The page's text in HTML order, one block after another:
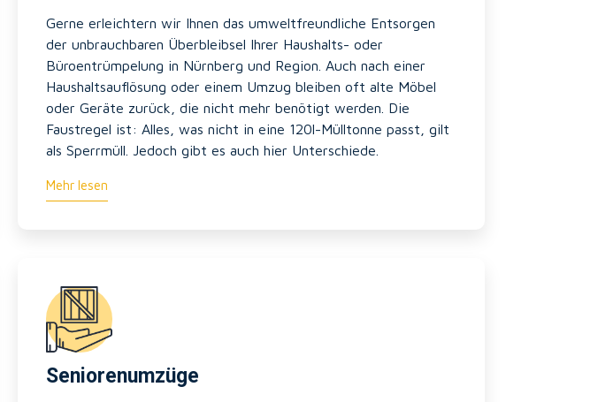
Gerne erleichtern wir Ihnen das umweltfreundliche Entsorgen
der unbrauchbaren Überbleibsel Ihrer Haushalts- oder
Büroentrümpelung in Nürnberg und Region. Auch nach einer
Haushaltsauflösung oder einem Umzug bleiben oft alte Möbel
oder Geräte zurück, die nicht mehr benötigt werden. Die
Faustregel ist: Alles, was nicht in eine 120l-Mülltonne passt, gilt
als Sperrmüll. Jedoch gibt es auch hier Unterschiede.
Mehr lesen
Seniorenumzüge